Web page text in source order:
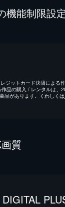
機能制限設定
ジットカード決済による
品の購入 / レンタルは、
品があります。くわしくは
質